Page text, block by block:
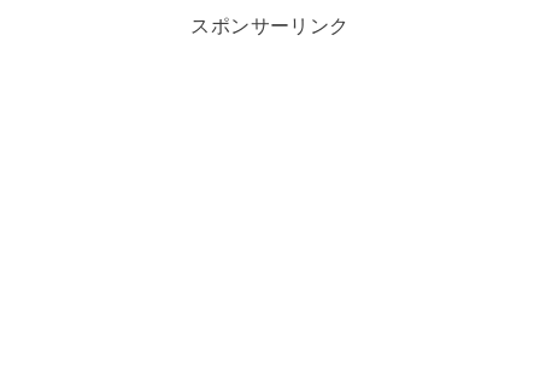
スポンサーリンク